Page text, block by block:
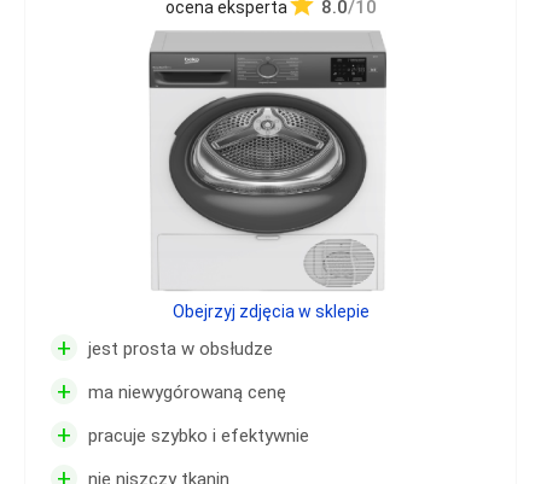
ocena eksperta 8.0/10
+ jest prosta w obsłudze
+ ma niewygórowaną cenę
+ pracuje szybko i efektywnie
+ nie niszczy tkanin
Obejrzyj zdjęcia w sklepie